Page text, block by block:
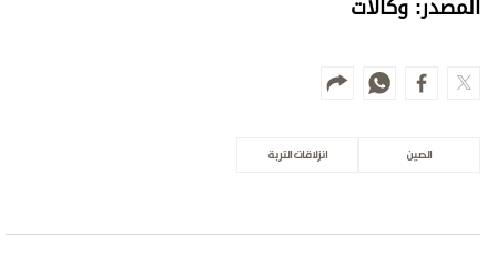
المصدر: وكالات
الصين انزلاقات التربة